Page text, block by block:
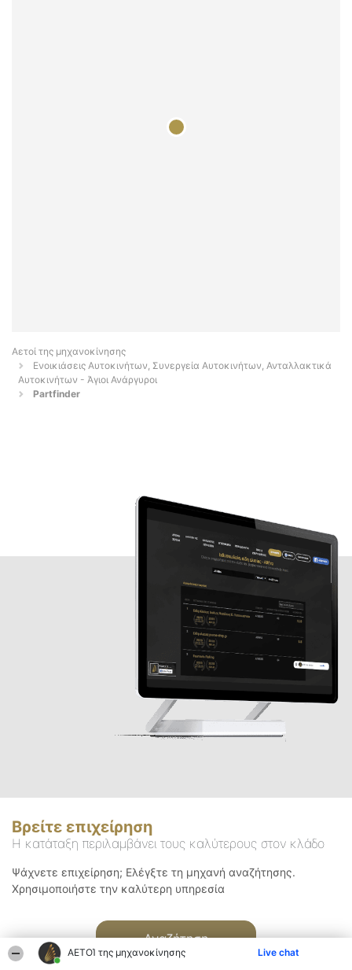
ΑΕΤΟΊ της μηχανοκίνησης Live chat
Αετοί της μηχανοκίνησης
Ενοικιάσεις Αυτοκινήτων, Συνεργεία Αυτοκινήτων, Ανταλλακτικά
Αυτοκινήτων - Άγιοι Ανάργυροι
Partfinder
Βρείτε επιχείρηση
Η κατάταξη περιλαμβάνει τους καλύτερους στον κλάδο
Ψάχνετε επιχείρηση; Ελέγξτε τη μηχανή αναζήτησης.
Χρησιμοποιήστε την καλύτερη υπηρεσία
Αναζήτηση